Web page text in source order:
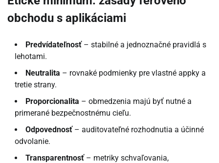
obchodu s aplikáciami
Predvídateľnosť– stabilné a jednoznačné pravidlá s
lehotami.
Neutralita – rovnaké podmienky pre vlastné appky a
tretie strany.
Proporcionalita – obmedzenia majú byť nutné a
primerané bezpečnostnému cieľu.
Odpovednosť– auditovateľné rozhodnutia a účinné
odvolanie.
Transparentnosť– metriky schvaľovania,